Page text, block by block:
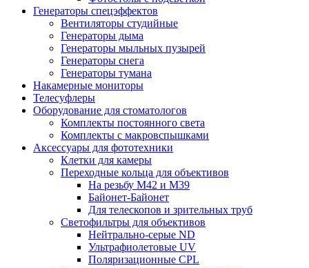
Генераторы спецэффектов
Вентиляторы студийные
Генераторы дыма
Генераторы мыльных пузырей
Генераторы снега
Генераторы тумана
Накамерные мониторы
Телесуфлеры
Оборудование для стоматологов
Комплекты постоянного света
Комплекты с макровспышками
Аксессуары для фототехники
Клетки для камеры
Переходные кольца для объективов
На резьбу М42 и М39
Байонет-Байонет
Для телескопов и зрительных труб
Светофильтры для объективов
Нейтрально-серые ND
Ультрафиолетовые UV
Поляризационные CPL